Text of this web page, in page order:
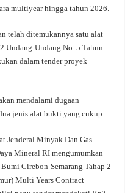
multiyear hingga tahun 2026.
telah ditemukannya satu alat
Undang-Undang No. 5 Tahun
dalam tender proyek
mendalami dugaan
jenis alat bukti yang cukup.
Jenderal Minyak Dan Gas
Mineral RI mengumumkan
Cirebon-Semarang Tahap 2
Multi Years Contract